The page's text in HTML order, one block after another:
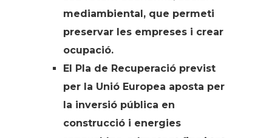
mediambiental, que permeti
preservar les empreses i crear
ocupació.
El Pla de Recuperació previst
per la Unió Europea aposta per
la inversió pública en
construcció i energies